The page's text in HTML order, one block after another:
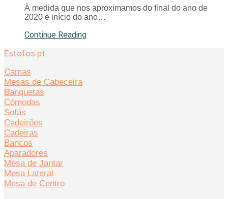
À medida que nos aproximamos do final do ano de
2020 e início do ano…
Continue Reading
Estofos.pt
Camas
Mesas de Cabeceira
Banquetas
Cómodas
Sofás
Cadeirões
Cadeiras
Bancos
Aparadores
Mesa de Jantar
Mesa Lateral
Mesa de Centro